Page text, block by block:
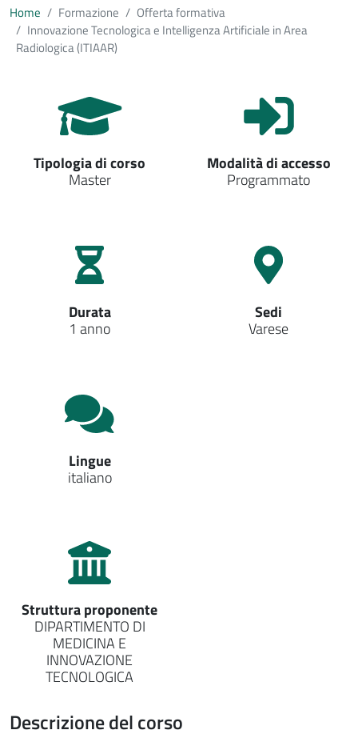
Home Formazione
Offerta formativa
Innovazione Tecnologica e Intelligenza Artificiale in Area
Radiologica (ITIAAR)
Tipologia di corso
Master
Modalità di accesso
Programmato
Durata
1 anno
Sedi
Varese
Lingue
italiano
Struttura proponente
DIPARTIMENTO DI
MEDICINA E
INNOVAZIONE
TECNOLOGICA
Descrizione del corso